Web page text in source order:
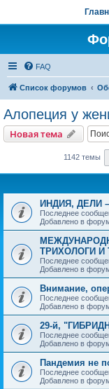
FAQ
Список форумов
Алопеция у
Новая тема
1142 темы
ИНДИЯ, ДЕЛИ
Последнее
Добавлено в
ТРИХОЛОГИ И
Последнее
Добавлено в
Внимание,
Последнее
Добавлено в
29-й,
Последнее
Добавлено в
Пандемия не
Последнее
Добавлено в